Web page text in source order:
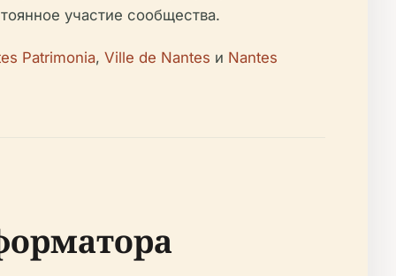
участие сообщества.
Patrimonia, Ville de Nantes и Nantes